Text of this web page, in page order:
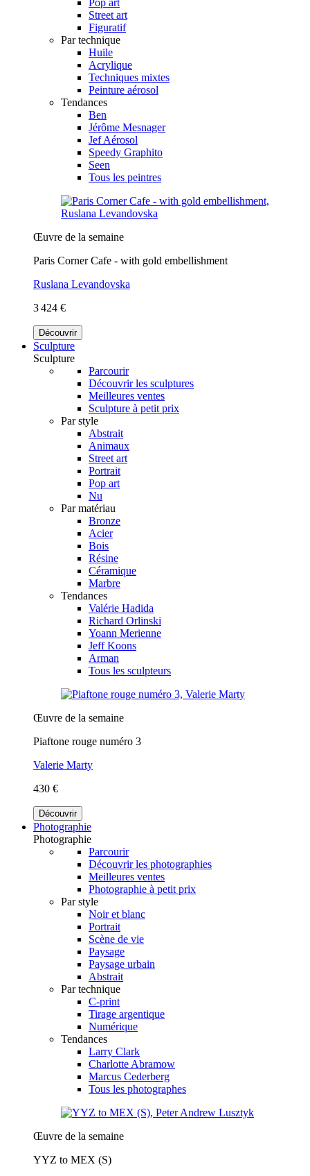
Street art
Figuratif
Par technique
Huile
Acrylique
Techniques mixtes
Peinture aérosol
Tendances
Ben
Jérôme Mesnager
Jef Aérosol
Speedy Graphito
Seen
Tous les peintres
Œuvre de la semaine
Paris Corner Cafe - with gold embellishment
Ruslana Levandovska
3 424 €
Découvrir
Sculpture
Sculpture
Parcourir
Découvrir les sculptures
Meilleures ventes
Sculpture à petit prix
Par style
Abstrait
Animaux
Street art
Portrait
Pop art
Nu
Par matériau
Bronze
Acier
Bois
Résine
Céramique
Marbre
Tendances
Valérie Hadida
Richard Orlinski
Yoann Merienne
Jeff Koons
Arman
Tous les sculpteurs
Œuvre de la semaine
Piaftone rouge numéro 3
Valerie Marty
430 €
Découvrir
Photographie
Photographie
Parcourir
Découvrir les photographies
Meilleures ventes
Photographie à petit prix
Par style
Noir et blanc
Portrait
Scène de vie
Paysage
Paysage urbain
Abstrait
Par technique
C-print
Tirage argentique
Numérique
Tendances
Larry Clark
Charlotte Abramow
Marcus Cederberg
Tous les photographes
Œuvre de la semaine
YYZ to MEX (S)